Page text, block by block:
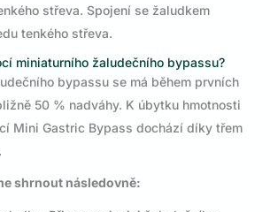
střeva. Spojení se žaludkem
tenkého střeva.
miniaturního žaludečního bypassu?
bypassu se má během prvních
50 % nadváhy. K úbytku hmotnosti
Mini Gastric Bypass dochází díky třem
shrnout následovně: